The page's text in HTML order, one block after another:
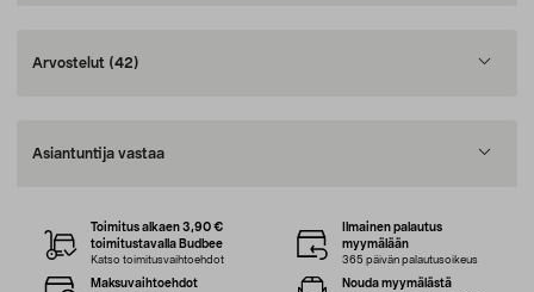
Arvostelut (42)
Asiantuntija vastaa
Toimitus alkaen 3,90 €
toimitustavalla Budbee
Katso toimitusvaihtoehdot
Ilmainen palautus
myymälään
365 päivän palautusoikeus
Maksuvaihtoehdot Nouda myymälästä